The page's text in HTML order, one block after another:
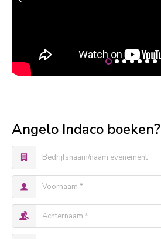
Angelo Indaco boeken?